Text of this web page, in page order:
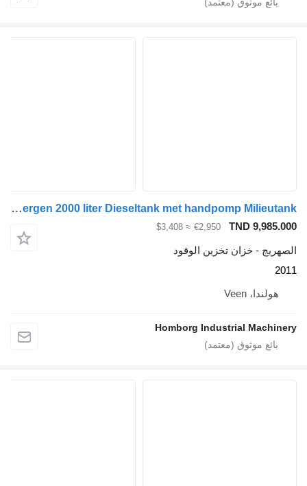
Kiwa IBC Steenbergen 2000 liter Dieseltank met handpomp Milieutank
TND
€2,950
≈ $3,408
تخزين الوقود
Homborg Industrial